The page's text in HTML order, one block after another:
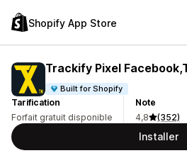
Shopify App Store
Trackify Pixel
Built for Shopify
Tarification
Forfait gratuit disponible
Note
4,8
(352)
Installer